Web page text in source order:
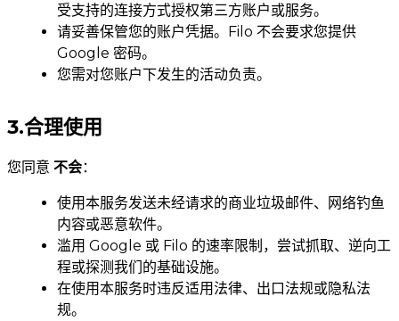
受支持的连接方式授权第三方账户或服务。
请妥善保管您的账户凭据。Filo 不会要求您提供
Google 密码。
您需对您账户下发生的活动负责。
3.合理使用
您同意 不会：
使用本服务发送未经请求的商业垃圾邮件、网络钓鱼
内容或恶意软件。
滥用 Google 或 Filo 的速率限制，尝试抓取、逆向工
程或探测我们的基础设施。
在使用本服务时违反适用法律、出口法规或隐私法
规。